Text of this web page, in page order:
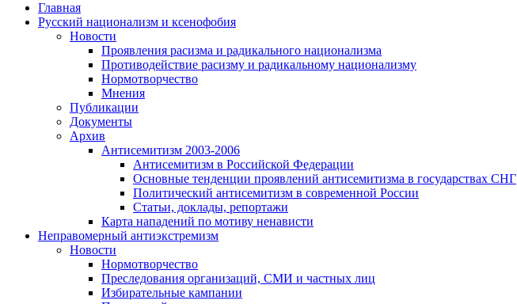
Главная
Русский национализм и ксенофобия
Новости
Проявления расизма и радикального национализма
Противодействие расизму и радикальному национализму
Нормотворчество
Мнения
Публикации
Документы
Архив
Антисемитизм 2003-2006
Антисемитизм в Российской Федерации
Основные тенденции проявлений антисемитизма в государствах СНГ
Политический антисемитизм в современной России
Статьи, доклады, репортажи
Карта нападений по мотиву ненависти
Неправомерный антиэкстремизм
Новости
Нормотворчество
Преследования организаций, СМИ и частных лиц
Избирательные кампании